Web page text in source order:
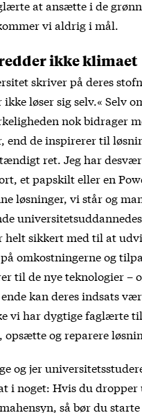
at ansætte i de
vi aldrig i mål.
ikke klimaet
skriver på deres
løser sig selv.« Selv
nok bidrager
end de inspirerer til
ret. Jeg har
et papskilt eller en
løsninger, vi står og
helt sikkert med til at
omkostningerne og
til de nye teknologier –
kan deres indsats
vi har dygtige faglærte
og reparere
og jer
i noget: Hvis du dropper
så bør du starte